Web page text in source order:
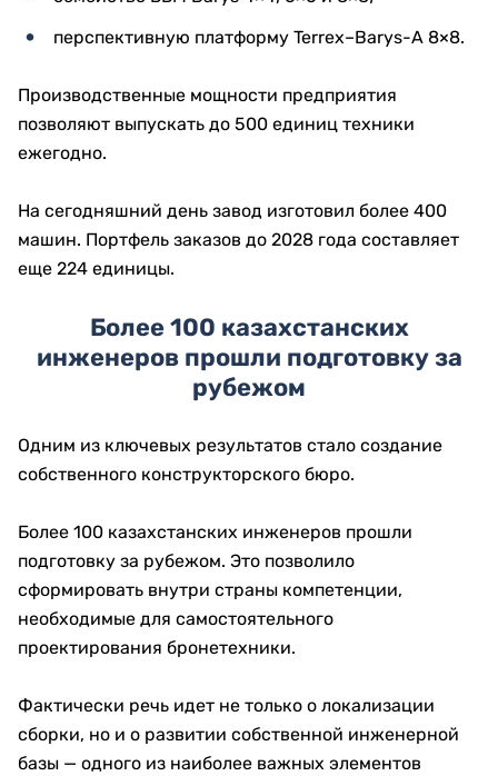
перспективную платформу Terrex–Barys-A 8×8.
Производственные мощности предприятия
позволяют выпускать до 500 единиц техники
ежегодно.
На сегодняшний день завод изготовил более 400
машин. Портфель заказов до 2028 года составляет
еще 224 единицы.
Более 100 казахстанских
инженеров прошли подготовку за
рубежом
Одним из ключевых результатов стало создание
собственного конструкторского бюро.
Более 100 казахстанских инженеров прошли
подготовку за рубежом. Это позволило
сформировать внутри страны компетенции,
необходимые для самостоятельного
проектирования бронетехники.
Фактически речь идет не только о локализации
сборки, но и о развитии собственной инженерной
базы — одного из наиболее важных элементов